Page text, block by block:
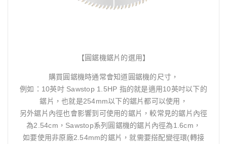
【圓鋸機鋸片的選用】
購買圓鋸機時通常會知道圓鋸機的尺寸，
例如：10英吋 Sawstop 1.5HP 指的就是適用10英吋以下的
鋸片，也就是254mm以下的鋸片都可以使用，
另外鋸片內徑也會影響到可使用的鋸片，較常見的鋸片內徑
為2.54cm，Sawstop系列圓鋸機的鋸片內徑為1.6cm，
如要使用非原廠2.54mm的鋸片，就需要搭配變徑環(轉接